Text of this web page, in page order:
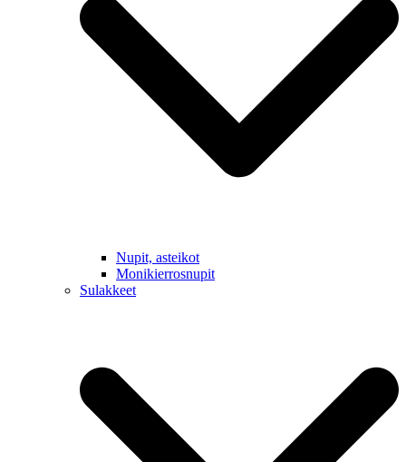
Nupit, asteikot
Monikierrosnupit
Sulakkeet